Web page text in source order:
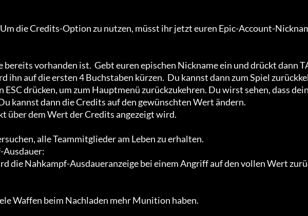
die Credits-Option zu nutzen, müsst ihr jetzt euren Epic-Account-
bereits vorhanden ist.  Gebt euren epischen Nickname ein und drückt dann
ihn auf die ersten 4 Buchstaben kürzen.  Du kannst dann zum Spiel
ESC drücken, um zum Hauptmenü zurückzukehren. Du wirst sehen, dass dein
kannst dann die Credits auf den gewünschten Wert ändern.
über dem Wert der Credits angezeigt wird.
alle Teammitglieder am Leben zu erhalten.
Ausdauer:
die Nahkampf-Ausdaueranzeige bei einem Angriff auf den vollen Wert
Waffen beim Nachladen mehr Munition haben.